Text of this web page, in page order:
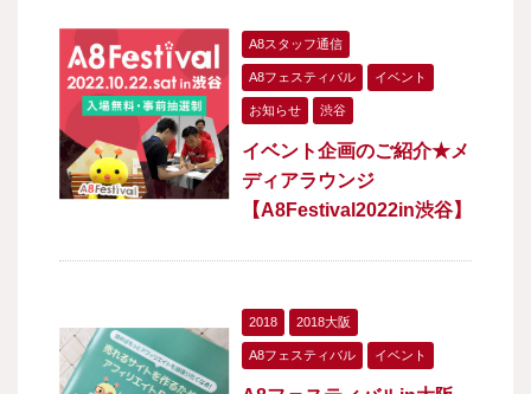
A8スタッフ通信
A8フェスティバル イベント
お知らせ 渋谷
イベント企画のご紹介★メ
ディアラウンジ
【A8Festival2022in渋谷】
2018 2018大阪
A8フェスティバル イベント